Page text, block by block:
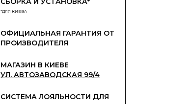
*ДЛЯ КИЕВА
ОФИЦИАЛЬНАЯ ГАРАНТИЯ ОТ
ПРОИЗВОДИТЕЛЯ
МАГАЗИН В КИЕВЕ
УЛ. АВТОЗАВОДСКАЯ 99/4
СИСТЕМА ЛОЯЛЬНОСТИ ДЛЯ